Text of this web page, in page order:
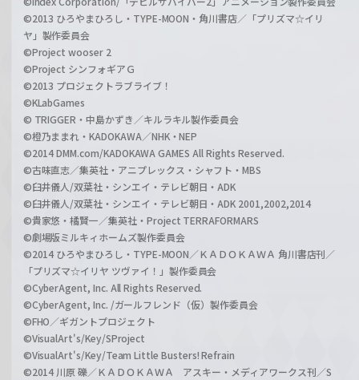
©2013 ひろやまひろし・TYPE-MOON・角川書店／「プリズマ☆イリ
ヤ」製作委員会
©Project wooser 2
©Project シンフォギアＧ
©2013 プロジェクトラブライブ！
©KLabGames
© TRIGGER・中島かずき／キルラキル製作委員会
©橙乃ままれ・KADOKAWA／NHK・NEP
©2014 DMM.com/KADOKAWA GAMES All Rights Reserved.
©古味直志／集英社・アニプレックス・シャフト・MBS
©臼井儀人/双葉社・シンエイ・テレビ朝日・ADK
©臼井儀人/双葉社・シンエイ・テレビ朝日・ADK 2001,2002,2014
©貴家悠・橘賢一／集英社・Project TERRAFORMARS
©劇場版ミルキィホームズ製作委員会
©2014 ひろやまひろし・TYPE-MOON／ＫＡＤＯＫＡＷＡ 角川書店刊／
「プリズマ☆イリヤ ツヴァイ！」製作委員会
©CyberAgent, Inc. All Rights Reserved.
©CyberAgent, Inc. /ガールフレンド（仮）製作委員会
©FHO／ギガントプロジェクト
©VisualArt's/Key/SProject
©VisualArt's/Key/Team Little Busters! Refrain
©2014 川原 礫／ＫＡＤＯＫＡＷＡ アスキー・メディアワークス刊／S